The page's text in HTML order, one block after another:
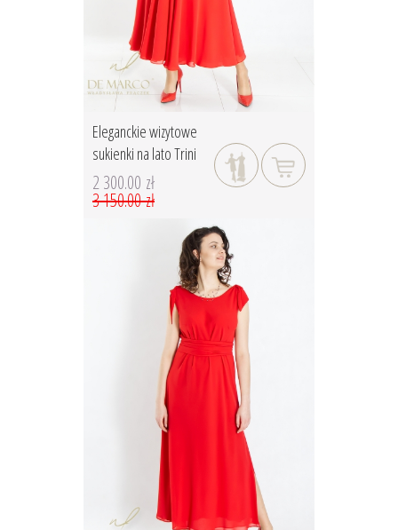
Eleganckie wizytowe
sukienki na lato Trini
2 300.00 zł
3 150.00 zł